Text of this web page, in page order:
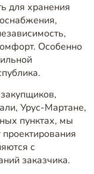
для хранения
Особенно
Урус-Мартане,
пунктах, мы
с
заказчика.